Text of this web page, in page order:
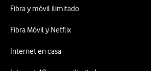
Fibra y móvil ilimitado
Fibra Móvil y Netflix
Internet en casa